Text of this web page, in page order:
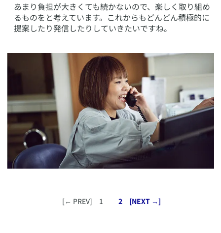
あまり負担が大きくても続かないので、楽しく取り組め
るものをと考えています。これからもどんどん積極的に
提案したり発信したりしていきたいですね。
​ [← PREV] 1 2 [NEXT →]